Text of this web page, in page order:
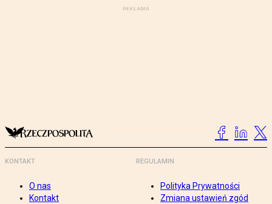
KONTAKT
O nas
Kontakt
REGULAMIN
Polityka Prywatności
Zmiana ustawień zgód